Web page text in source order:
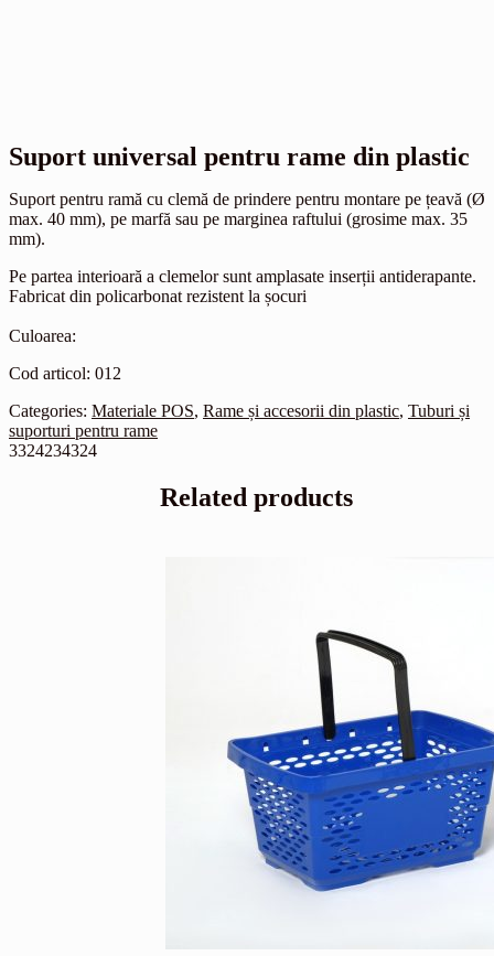
Suport universal pentru rame din plastic
Suport pentru ramă cu clemă de prindere pentru montare pe țeavă (Ø
max. 40 mm), pe marfă sau pe marginea raftului (grosime max. 35
mm).
Pe partea interioară a clemelor sunt amplasate inserții antiderapante.
Fabricat din policarbonat rezistent la șocuri
Culoarea:
Cod articol: 012
Categories: Materiale POS, Rame și accesorii din plastic, Tuburi și
suporturi pentru rame
3324234324
Related products